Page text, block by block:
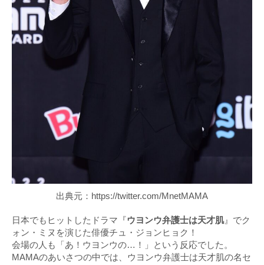
出典元：https://twitter.com/MnetMAMA
日本でもヒットしたドラマ『ウヨンウ弁護士は天才肌』でク
ォン・ミヌを演じた俳優チュ・ジョンヒョク！
会場の人も「あ！ウヨンウの…！」という反応でした。
MAMAのあいさつの中では、ウヨンウ弁護士は天才肌の名セ